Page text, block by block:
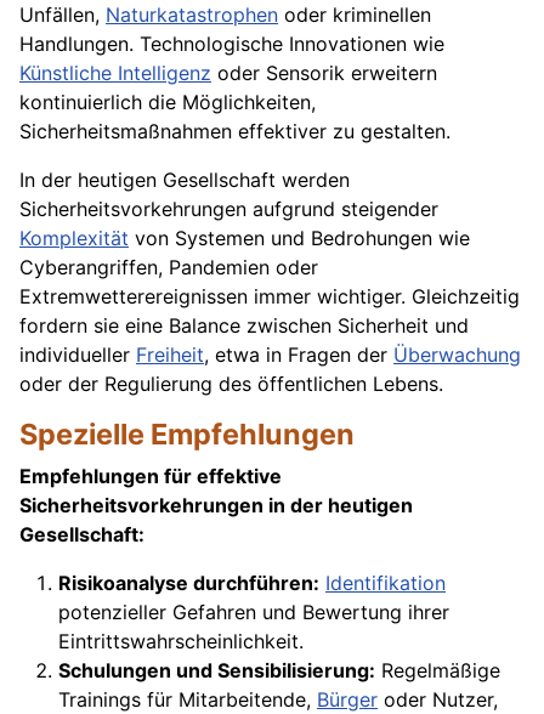
Unfällen, Naturkatastrophen oder kriminellen
Handlungen. Technologische Innovationen wie
Künstliche Intelligenz oder Sensorik erweitern
kontinuierlich die Möglichkeiten,
Sicherheitsmaßnahmen effektiver zu gestalten.
In der heutigen Gesellschaft werden
Sicherheitsvorkehrungen aufgrund steigender
Komplexität von Systemen und Bedrohungen wie
Cyberangriffen, Pandemien oder
Extremwetterereignissen immer wichtiger. Gleichzeitig
fordern sie eine Balance zwischen Sicherheit und
individueller Freiheit, etwa in Fragen der Überwachung
oder der Regulierung des öffentlichen Lebens.
Spezielle Empfehlungen
Empfehlungen für effektive
Sicherheitsvorkehrungen in der heutigen
Gesellschaft:
Risikoanalyse durchführen: Identifikation
potenzieller Gefahren und Bewertung ihrer
Eintrittswahrscheinlichkeit.
Schulungen und Sensibilisierung: Regelmäßige
Trainings für Mitarbeitende, Bürger oder Nutzer,